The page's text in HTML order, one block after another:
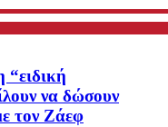
να δώσουν
τον Ζάεφ